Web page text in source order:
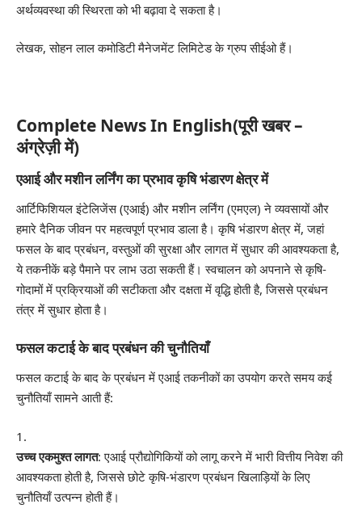
अर्थव्यवस्था की स्थिरता को भी बढ़ावा दे सकता है।
लेखक, सोहन लाल कमोडिटी मैनेजमेंट लिमिटेड के ग्रुप सीईओ हैं।
Complete News In English(पूरी खबर –
अंग्रेज़ी में)
एआई और मशीन लर्निंग का प्रभाव कृषि भंडारण क्षेत्र में
आर्टिफिशियल इंटेलिजेंस (एआई) और मशीन लर्निंग (एमएल) ने व्यवसायों और
हमारे दैनिक जीवन पर महत्वपूर्ण प्रभाव डाला है। कृषि भंडारण क्षेत्र में, जहां
फसल के बाद प्रबंधन, वस्तुओं की सुरक्षा और लागत में सुधार की आवश्यकता है,
ये तकनीकें बड़े पैमाने पर लाभ उठा सकती हैं। स्वचालन को अपनाने से कृषि-
गोदामों में प्रक्रियाओं की सटीकता और दक्षता में वृद्धि होती है, जिससे प्रबंधन
तंत्र में सुधार होता है।
फसल कटाई के बाद प्रबंधन की चुनौतियाँ
फसल कटाई के बाद के प्रबंधन में एआई तकनीकों का उपयोग करते समय कई
चुनौतियाँ सामने आती हैं:
उच्च एकमुश्त लागत: एआई प्रौद्योगिकियों को लागू करने में भारी वित्तीय निवेश की
आवश्यकता होती है, जिससे छोटे कृषि-भंडारण प्रबंधन खिलाड़ियों के लिए
चुनौतियाँ उत्पन्न होती हैं।